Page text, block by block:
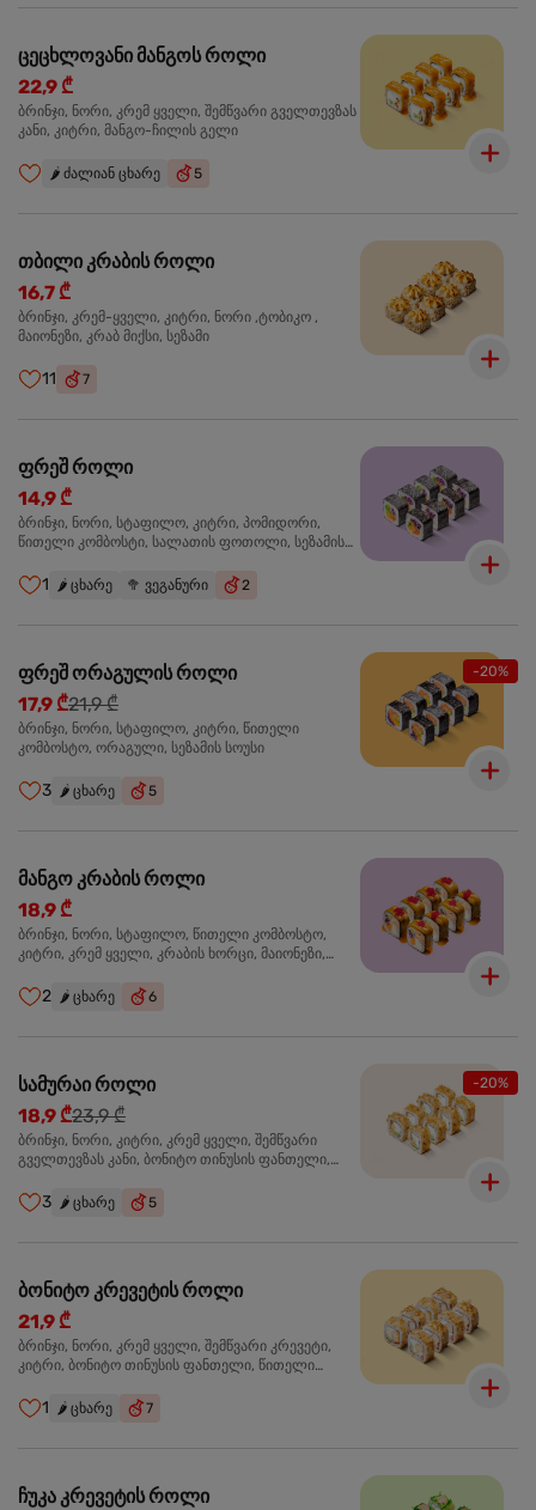
ცეცხლოვანი მანგოს როლი
22,9 ₾
ბრინჯი, ნორი, კრემ ყველი, შემწვარი გველთევზას
კანი, კიტრი, მანგო-ჩილის გელი
🌶️ ძალიან ცხარე 5
თბილი კრაბის როლი
16,7 ₾
ბრინჯი, კრემ-ყველი, კიტრი, ნორი ,ტობიკო ,
მაიონეზი, კრაბ მიქსი, სეზამი
11 7
ფრეშ როლი
14,9 ₾
ბრინჯი, ნორი, სტაფილო, კიტრი, პომიდორი,
წითელი კომბოსტი, სალათის ფოთოლი, სეზამის
1 🌶️ ცხარე 🥦 ვეგანური 2
-20%
ფრეშ ორაგულის როლი
17,9 ₾21,9 ₾
ბრინჯი, ნორი, სტაფილო, კიტრი, წითელი
კომბოსტო, ორაგული, სეზამის სოუსი
3 🌶️ ცხარე 5
მანგო კრაბის როლი
18,9 ₾
ბრინჯი, ნორი, სტაფილო, წითელი კომბოსტო,
კიტრი, კრემ ყველი, კრაბის ხორცი, მაიონეზი,
2 🌶️ ცხარე 6
-20%
სამურაი როლი
18,9 ₾23,9 ₾
ბრინჯი, ნორი, კიტრი, კრემ ყველი, შემწვარი
გველთევზას კანი, ბონიტო თინუსის ფანთელი,
3 🌶️ ცხარე 5
ბონიტო კრევეტის როლი
21,9 ₾
ბრინჯი, ნორი, კრემ ყველი, შემწვარი კრევეტი,
კიტრი, ბონიტო თინუსის ფანთელი, წითელი
1 🌶️ ცხარე 7
ჩუკა კრევეტის როლი